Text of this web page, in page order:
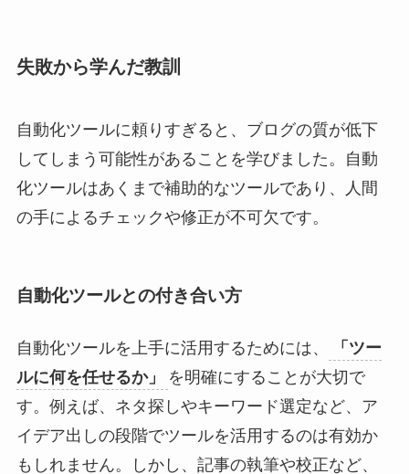
失敗から学んだ教訓
自動化ツールに頼りすぎると、ブログの質が低下
してしまう可能性があることを学びました。自動
化ツールはあくまで補助的なツールであり、人間
の手によるチェックや修正が不可欠です。
自動化ツールとの付き合い方
自動化ツールを上手に活用するためには、
「ツー
ルに何を任せるか」
を明確にすることが大切で
す。例えば、ネタ探しやキーワード選定など、ア
イデア出しの段階でツールを活用するのは有効か
もしれません。しかし、記事の執筆や校正など、